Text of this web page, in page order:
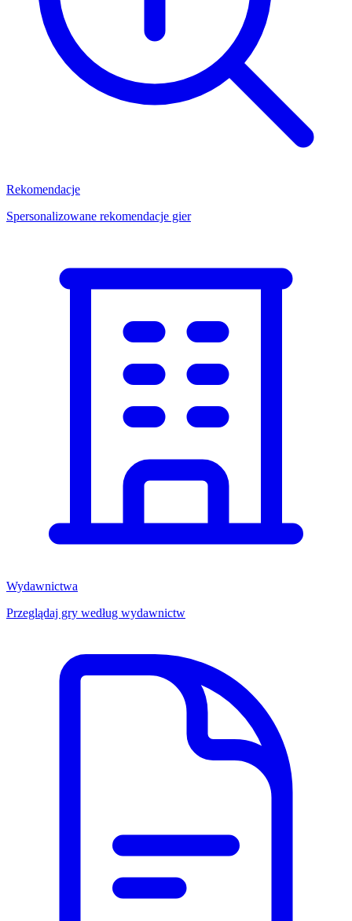
Rekomendacje
Spersonalizowane rekomendacje gier
Wydawnictwa
Przeglądaj gry według wydawnictw